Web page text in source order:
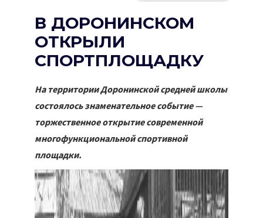
В ДОРОНИНСКОМ
ОТКРЫЛИ
СПОРТПЛОЩАДКУ
На территории Доронинской средней школы
состоялось знаменательное событие —
торжественное открытие современной
многофункциональной спортивной
площадки.